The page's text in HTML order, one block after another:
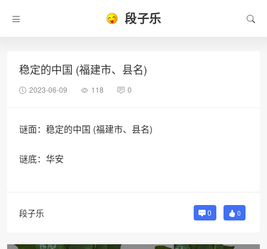
段子乐
稳定的中国 (福建市、县名)
2023-06-09 118 0
谜面：稳定的中国 (福建市、县名)
谜底：华安
段子乐 0 0